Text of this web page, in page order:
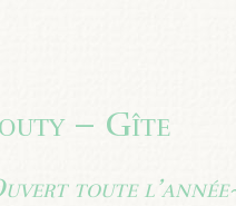
– Gîte
toute